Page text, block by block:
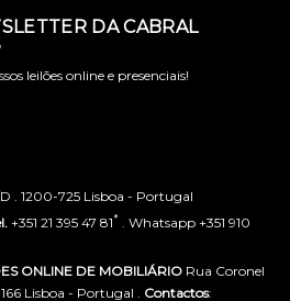
DA CABRAL
leilões online e presenciais!
. 1200-725 Lisboa - Portugal
+351 21 395 47 81* . Whatsapp +351 910
ONLINE DE MOBILIÁRIO Rua Coronel
Lisboa - Portugal . Contactos: